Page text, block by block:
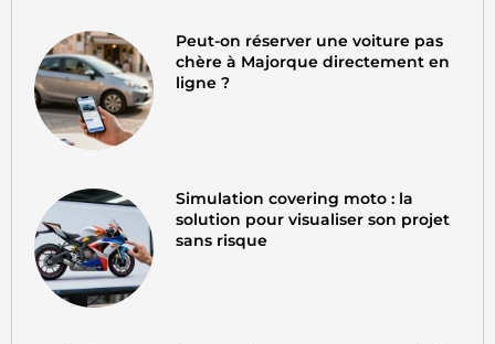
Peut-on réserver une voiture pas
chère à Majorque directement en
ligne ?
Simulation covering moto : la
solution pour visualiser son projet
sans risque